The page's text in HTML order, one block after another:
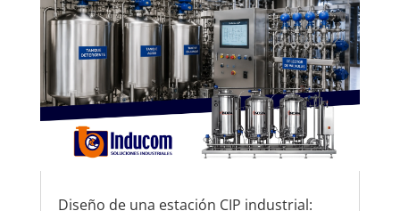
Diseño de una estación CIP industrial: